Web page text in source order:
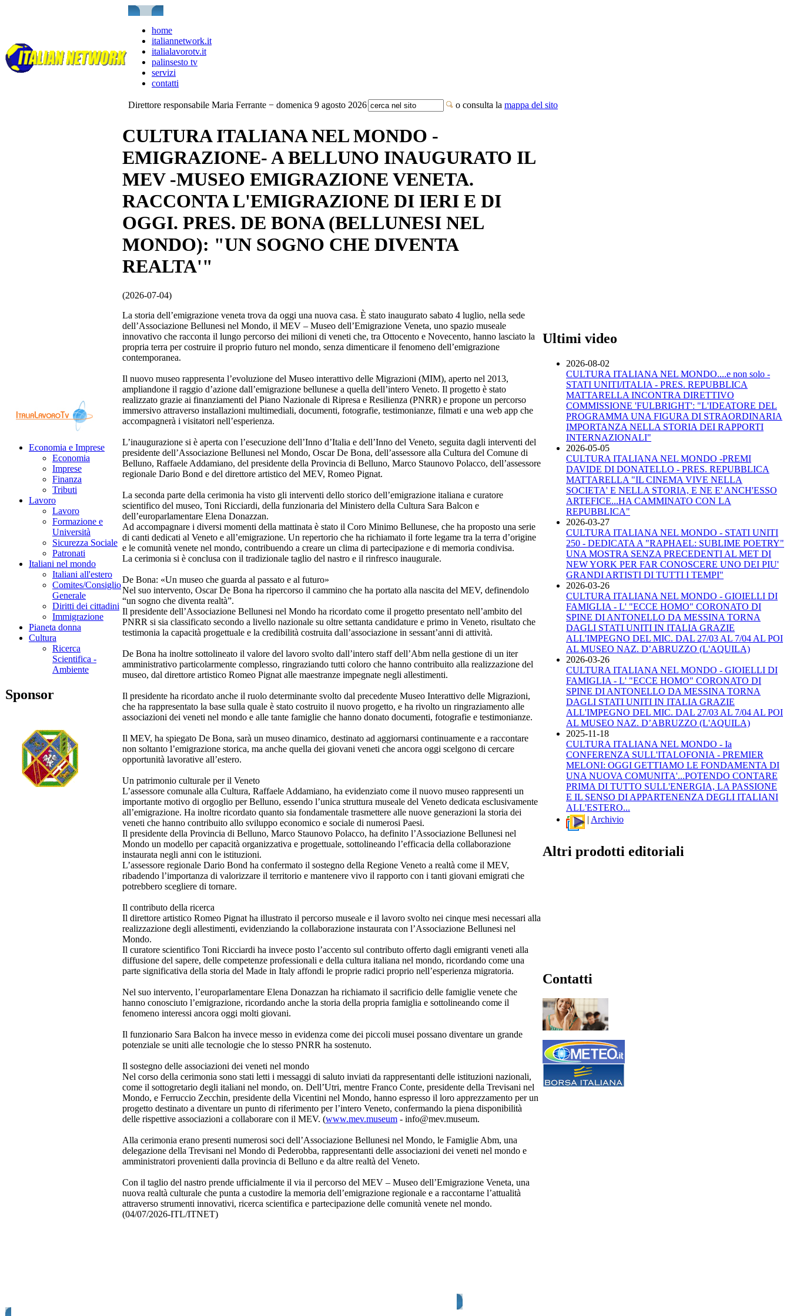
home
italiannetwork.it
italialavorotv.it
palinsesto tv
servizi
contatti
Direttore responsabile Maria Ferrante − domenica 9 agosto 2026 o consulta la mappa del sito
Economia e Imprese
Economia
Imprese
Finanza
Tributi
Lavoro
Lavoro
Formazione e
Università
Sicurezza Sociale
Patronati
Italiani nel mondo
Italiani all'estero
Comites/Consiglio
Generale
Diritti dei cittadini
Immigrazione
Pianeta donna
Cultura
Ricerca
Scientifica -
Ambiente
Sponsor
CULTURA ITALIANA NEL MONDO -
EMIGRAZIONE- A BELLUNO INAUGURATO IL
MEV -MUSEO EMIGRAZIONE VENETA.
RACCONTA L'EMIGRAZIONE DI IERI E DI
OGGI. PRES. DE BONA (BELLUNESI NEL
MONDO): "UN SOGNO CHE DIVENTA
REALTA'"
(2026-07-04)
La storia dell’emigrazione veneta trova da oggi una nuova casa. È stato inaugurato sabato 4 luglio, nella sede
dell’Associazione Bellunesi nel Mondo, il MEV – Museo dell’Emigrazione Veneta, uno spazio museale
innovativo che racconta il lungo percorso dei milioni di veneti che, tra Ottocento e Novecento, hanno lasciato la
propria terra per costruire il proprio futuro nel mondo, senza dimenticare il fenomeno dell’emigrazione
contemporanea.
Il nuovo museo rappresenta l’evoluzione del Museo interattivo delle Migrazioni (MIM), aperto nel 2013,
ampliandone il raggio d’azione dall’emigrazione bellunese a quella dell’intero Veneto. Il progetto è stato
realizzato grazie ai finanziamenti del Piano Nazionale di Ripresa e Resilienza (PNRR) e propone un percorso
immersivo attraverso installazioni multimediali, documenti, fotografie, testimonianze, filmati e una web app che
accompagnerà i visitatori nell’esperienza.
L’inaugurazione si è aperta con l’esecuzione dell’Inno d’Italia e dell’Inno del Veneto, seguita dagli interventi del
presidente dell’Associazione Bellunesi nel Mondo, Oscar De Bona, dell’assessore alla Cultura del Comune di
Belluno, Raffaele Addamiano, del presidente della Provincia di Belluno, Marco Staunovo Polacco, dell’assessore
regionale Dario Bond e del direttore artistico del MEV, Romeo Pignat.
La seconda parte della cerimonia ha visto gli interventi dello storico dell’emigrazione italiana e curatore
scientifico del museo, Toni Ricciardi, della funzionaria del Ministero della Cultura Sara Balcon e
dell’europarlamentare Elena Donazzan.
Ad accompagnare i diversi momenti della mattinata è stato il Coro Minimo Bellunese, che ha proposto una serie
di canti dedicati al Veneto e all’emigrazione. Un repertorio che ha richiamato il forte legame tra la terra d’origine
e le comunità venete nel mondo, contribuendo a creare un clima di partecipazione e di memoria condivisa.
La cerimonia si è conclusa con il tradizionale taglio del nastro e il rinfresco inaugurale.
De Bona: «Un museo che guarda al passato e al futuro»
Nel suo intervento, Oscar De Bona ha ripercorso il cammino che ha portato alla nascita del MEV, definendolo
“un sogno che diventa realtà”.
Il presidente dell’Associazione Bellunesi nel Mondo ha ricordato come il progetto presentato nell’ambito del
PNRR si sia classificato secondo a livello nazionale su oltre settanta candidature e primo in Veneto, risultato che
testimonia la capacità progettuale e la credibilità costruita dall’associazione in sessant’anni di attività.
De Bona ha inoltre sottolineato il valore del lavoro svolto dall’intero staff dell’Abm nella gestione di un iter
amministrativo particolarmente complesso, ringraziando tutti coloro che hanno contribuito alla realizzazione del
museo, dal direttore artistico Romeo Pignat alle maestranze impegnate negli allestimenti.
Il presidente ha ricordato anche il ruolo determinante svolto dal precedente Museo Interattivo delle Migrazioni,
che ha rappresentato la base sulla quale è stato costruito il nuovo progetto, e ha rivolto un ringraziamento alle
associazioni dei veneti nel mondo e alle tante famiglie che hanno donato documenti, fotografie e testimonianze.
Il MEV, ha spiegato De Bona, sarà un museo dinamico, destinato ad aggiornarsi continuamente e a raccontare
non soltanto l’emigrazione storica, ma anche quella dei giovani veneti che ancora oggi scelgono di cercare
opportunità lavorative all’estero.
Un patrimonio culturale per il Veneto
L’assessore comunale alla Cultura, Raffaele Addamiano, ha evidenziato come il nuovo museo rappresenti un
importante motivo di orgoglio per Belluno, essendo l’unica struttura museale del Veneto dedicata esclusivamente
all’emigrazione. Ha inoltre ricordato quanto sia fondamentale trasmettere alle nuove generazioni la storia dei
veneti che hanno contribuito allo sviluppo economico e sociale di numerosi Paesi.
Il presidente della Provincia di Belluno, Marco Staunovo Polacco, ha definito l’Associazione Bellunesi nel
Mondo un modello per capacità organizzativa e progettuale, sottolineando l’efficacia della collaborazione
instaurata negli anni con le istituzioni.
L’assessore regionale Dario Bond ha confermato il sostegno della Regione Veneto a realtà come il MEV,
ribadendo l’importanza di valorizzare il territorio e mantenere vivo il rapporto con i tanti giovani emigrati che
potrebbero scegliere di tornare.
Il contributo della ricerca
Il direttore artistico Romeo Pignat ha illustrato il percorso museale e il lavoro svolto nei cinque mesi necessari alla
realizzazione degli allestimenti, evidenziando la collaborazione instaurata con l’Associazione Bellunesi nel
Mondo.
Il curatore scientifico Toni Ricciardi ha invece posto l’accento sul contributo offerto dagli emigranti veneti alla
diffusione del sapere, delle competenze professionali e della cultura italiana nel mondo, ricordando come una
parte significativa della storia del Made in Italy affondi le proprie radici proprio nell’esperienza migratoria.
Nel suo intervento, l’europarlamentare Elena Donazzan ha richiamato il sacrificio delle famiglie venete che
hanno conosciuto l’emigrazione, ricordando anche la storia della propria famiglia e sottolineando come il
fenomeno interessi ancora oggi molti giovani.
Il funzionario Sara Balcon ha invece messo in evidenza come dei piccoli musei possano diventare un grande
potenziale se uniti alle tecnologie che lo stesso PNRR ha sostenuto.
Il sostegno delle associazioni dei veneti nel mondo
Nel corso della cerimonia sono stati letti i messaggi di saluto inviati da rappresentanti delle istituzioni nazionali,
come il sottogretario degli italiani nel mondo, on. Dell’Utri, mentre Franco Conte, presidente della Trevisani nel
Mondo, e Ferruccio Zecchin, presidente della Vicentini nel Mondo, hanno espresso il loro apprezzamento per un
progetto destinato a diventare un punto di riferimento per l’intero Veneto, confermando la piena disponibilità
delle rispettive associazioni a collaborare con il MEV. (www.mev.museum - info@mev.museum.
Alla cerimonia erano presenti numerosi soci dell’Associazione Bellunesi nel Mondo, le Famiglie Abm, una
delegazione della Trevisani nel Mondo di Pederobba, rappresentanti delle associazioni dei veneti nel mondo e
amministratori provenienti dalla provincia di Belluno e da altre realtà del Veneto.
Con il taglio del nastro prende ufficialmente il via il percorso del MEV – Museo dell’Emigrazione Veneta, una
nuova realtà culturale che punta a custodire la memoria dell’emigrazione regionale e a raccontarne l’attualità
attraverso strumenti innovativi, ricerca scientifica e partecipazione delle comunità venete nel mondo.
(04/07/2026-ITL/ITNET)
Ultimi video
2026-08-02
CULTURA ITALIANA NEL MONDO....e non solo -
STATI UNITI/ITALIA - PRES. REPUBBLICA
MATTARELLA INCONTRA DIRETTIVO
COMMISSIONE 'FULBRIGHT': "L'IDEATORE DEL
PROGRAMMA UNA FIGURA DI STRAORDINARIA
IMPORTANZA NELLA STORIA DEI RAPPORTI
INTERNAZIONALI"
2026-05-05
CULTURA ITALIANA NEL MONDO -PREMI
DAVIDE DI DONATELLO - PRES. REPUBBLICA
MATTARELLA "IL CINEMA VIVE NELLA
SOCIETA' E NELLA STORIA, E NE E' ANCH'ESSO
ARTEFICE...HA CAMMINATO CON LA
REPUBBLICA"
2026-03-27
CULTURA ITALIANA NEL MONDO - STATI UNITI
250 - DEDICATA A "RAPHAEL: SUBLIME POETRY"
UNA MOSTRA SENZA PRECEDENTI AL MET DI
NEW YORK PER FAR CONOSCERE UNO DEI PIU'
GRANDI ARTISTI DI TUTTI I TEMPI"
2026-03-26
CULTURA ITALIANA NEL MONDO - GIOIELLI DI
FAMIGLIA - L' "ECCE HOMO" CORONATO DI
SPINE DI ANTONELLO DA MESSINA TORNA
DAGLI STATI UNITI IN ITALIA GRAZIE
ALL'IMPEGNO DEL MIC. DAL 27/03 AL 7/04 AL POI
AL MUSEO NAZ. D’ABRUZZO (L'AQUILA)
2026-03-26
CULTURA ITALIANA NEL MONDO - GIOIELLI DI
FAMIGLIA - L' "ECCE HOMO" CORONATO DI
SPINE DI ANTONELLO DA MESSINA TORNA
DAGLI STATI UNITI IN ITALIA GRAZIE
ALL'IMPEGNO DEL MIC. DAL 27/03 AL 7/04 AL POI
AL MUSEO NAZ. D’ABRUZZO (L'AQUILA)
2025-11-18
CULTURA ITALIANA NEL MONDO - Ia
CONFERENZA SULL'ITALOFONIA - PREMIER
MELONI: OGGI GETTIAMO LE FONDAMENTA DI
UNA NUOVA COMUNITA'...POTENDO CONTARE
PRIMA DI TUTTO SULL'ENERGIA, LA PASSIONE
E IL SENSO DI APPARTENENZA DEGLI ITALIANI
ALL'ESTERO...
| Archivio
Altri prodotti editoriali
Contatti